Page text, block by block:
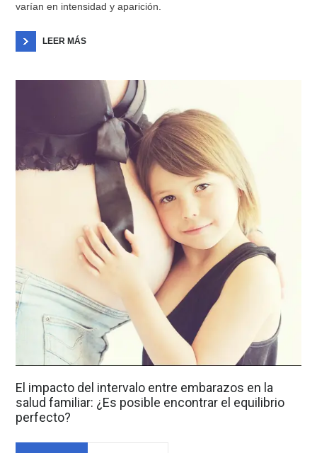
varían en intensidad y aparición.
LEER MÁS
El impacto del intervalo entre embarazos en la
salud familiar: ¿Es posible encontrar el equilibrio
perfecto?